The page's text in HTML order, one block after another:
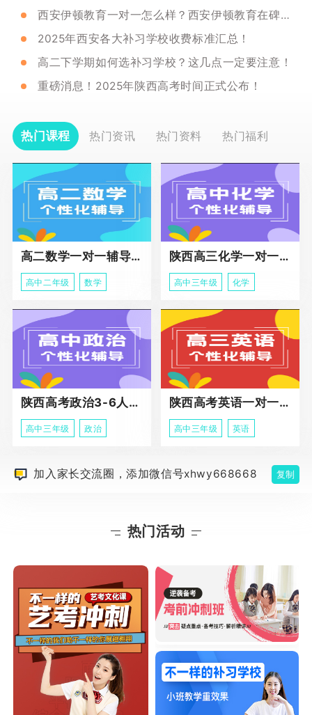
西安伊顿教育一对一怎么样？西安伊顿教育在碑林区有没有校区？可以试听吗？
2025年西安各大补习学校收费标准汇总！
高二下学期如何选补习学校？这几点一定要注意！
重磅消息！2025年陕西高考时间正式公布！
热门课程 热门资讯 热门资料 热门福利
高二数学一对一辅导课程
高中二年级 数学
陕西高三化学一对一个性化辅导课程
高中三年级 化学
陕西高考政治3-6人班课程
高中三年级 政治
陕西高考英语一对一冲刺课程
高中三年级 英语
加入家长交流圈，添加微信号xhwy668668 复制
热门活动